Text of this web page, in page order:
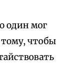
один мог
тому, чтобы